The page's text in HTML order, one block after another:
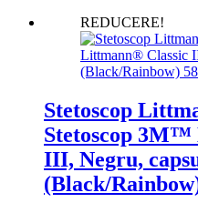
REDUCERE!
Stetoscop
Stetoscop
III, Negru,
(Black/